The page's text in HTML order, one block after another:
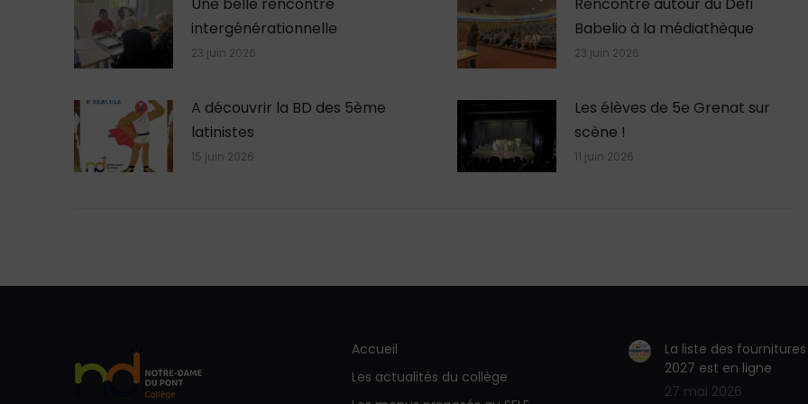
intergénérationnelle
23 juin 2026
Babelio à la médiathèque
23 juin 2026
A découvrir la BD des 5ème
latinistes
15 juin 2026
Les élèves de 5e Grenat sur
scène !
11 juin 2026
Accueil
Les actualités du collège
La liste des
2027 est en ligne
27 mai 2026